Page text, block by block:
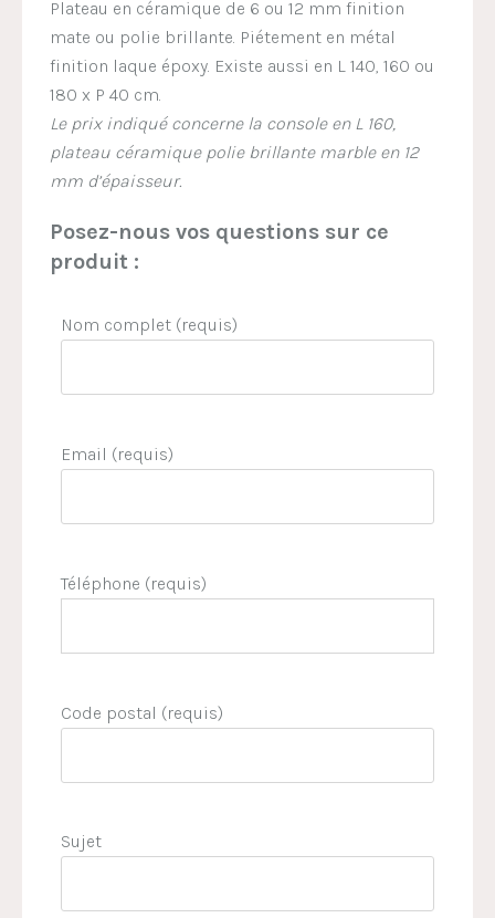
Plateau en céramique de 6 ou 12 mm finition
mate ou polie brillante. Piétement en métal
finition laque époxy. Existe aussi en L 140, 160 ou
180 x P 40 cm.
Le prix indiqué concerne la console en L 160,
plateau céramique polie brillante marble en 12
mm d’épaisseur.
Posez-nous vos questions sur ce
produit :
Nom complet (requis)
Email (requis)
Téléphone (requis)
Code postal (requis)
Sujet